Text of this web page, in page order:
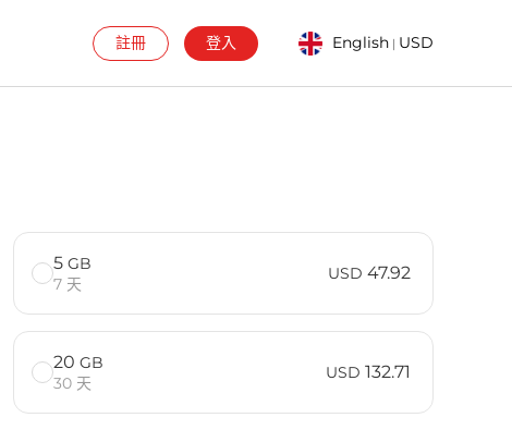
註冊 登入 English | USD
5 GB
7 天
USD 47.92
20 GB
30 天
USD 132.71